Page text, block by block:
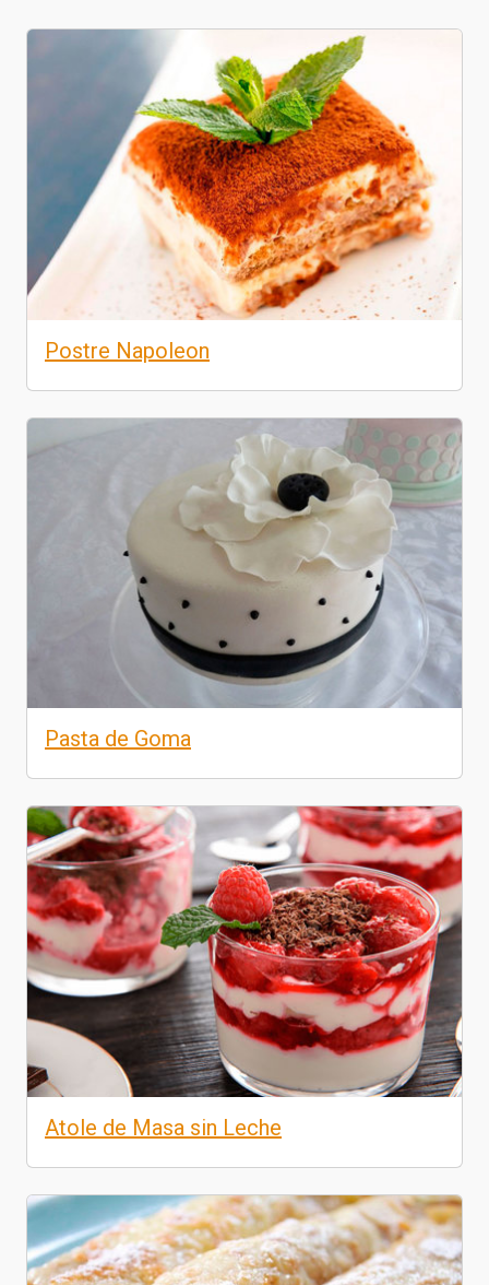
Postre Napoleon
Pasta de Goma
Atole de Masa sin Leche